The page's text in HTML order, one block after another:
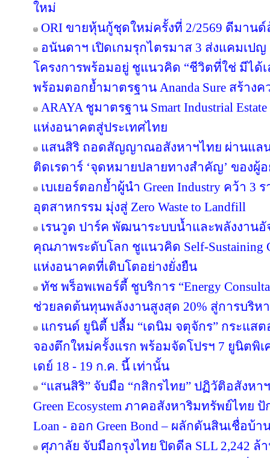
ใหม่
ORI ขายหุ้นกู้ชุดใหม่ครั้งที่ 2/2569 ดีมาน
อนันดาฯ เปิดเกมรุกไตรมาส 3 ส่งแคมเปญ
โครงการพร้อมอยู่ ชูแนวคิด “ชีวิตที่ใช่ มีได้
พร้อมตอกย้ำมาตรฐาน Ananda Sure สร้าง
ARAYA ชูมาตรฐาน Smart Industrial
แห่งอนาคตสู่ประเทศไทย
แสนสิริ ถอดสัญญาณอสังหาฯไทย ผ่านแล
ติดเรดาร์ ‘จุดหมายปลายทางสำคัญ’ ของผู้
เบเยอร์ตอกย้ำผู้นำ Green Industry คว้า 3
อุตสาหกรรม มุ่งสู่ Zero Waste to Landfill
เรนวูด ปาร์ค พัฒนาระบบน้ำและพลังงาน
คุณภาพระดับโลก ชูแนวคิด Self-Sustaining
แห่งอนาคตที่เติบโตอย่างยั่งยืน
ทัช พร็อพเพอร์ตี้ ชูบริการ “Energy
ช่วยลดต้นทุนพลังงานสูงสุด 20% สู่การบริห
แกรนด์ ยูนิตี้ ปลื้ม “เดนิม จตุจักร” กระแสต
จองตึกใหม่ครั้งแรก พร้อมจัดโปรฯ 7 ยูนิตพิเ
เดย์ 18 - 19 ก.ค. นี้ เท่านั้น
“แสนสิริ” จับมือ “กสิกรไทย” ปฏิวัติอสังหา
Green Ecosystem ภาคอสังหาริมทรัพย์ไทย
Loan - ออก Green Bond – ผลักดันสินเชื่อบ้า
ศุภาลัย จับมือกรุงไทย ปิดดีล SLL 2,242 ล้